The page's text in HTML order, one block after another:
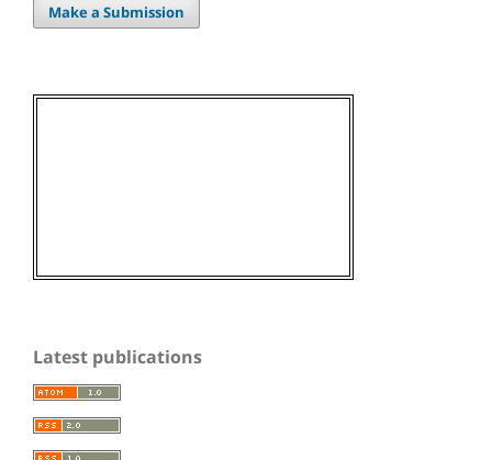
Make a Submission
Latest publications